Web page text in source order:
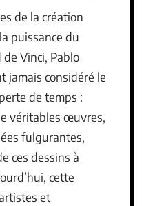
de la création
puissance du
Vinci, Pablo
jamais considéré le
de temps :
véritables œuvres,
fulgurantes,
ces dessins à
cette
et